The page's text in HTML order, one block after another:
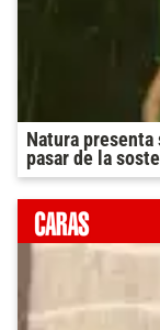
Natura
pasar de la